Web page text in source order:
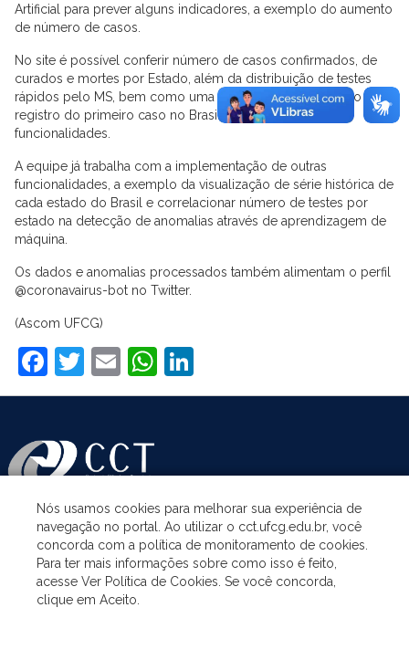
Artificial para prever alguns indicadores, a exemplo do aumento
de número de casos.
No site é possível conferir número de casos confirmados, de
curados e mortes por Estado, além da distribuição de testes
rápidos pelo MS, bem como uma linha do tempo desde o
registro do primeiro caso no Brasil, entre outras
funcionalidades.
A equipe já trabalha com a implementação de outras
funcionalidades, a exemplo da visualização de série histórica de
cada estado do Brasil e correlacionar número de testes por
estado na detecção de anomalias através de aprendizagem de
máquina.
Os dados e anomalias processados também alimentam o perfil
@coronavairus-bot no Twitter.
(Ascom UFCG)
Facebook
Twitter
EmailWhatsApp
ASSUNTOS
ACESSO À INFORMAÇÃO
Nós usamos cookies para melhorar sua experiência de
navegação no portal. Ao utilizar o cct.ufcg.edu.br, você
concorda com a política de monitoramento de cookies.
Para ter mais informações sobre como isso é feito,
acesse Ver Política de Cookies. Se você concorda,
clique em Aceito.